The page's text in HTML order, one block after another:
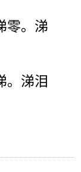
零。涕
。涕泪